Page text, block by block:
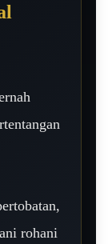
rohani